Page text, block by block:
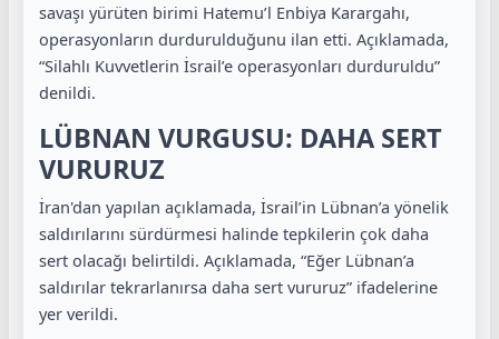
savaşı yürüten birimi Hatemu’l Enbiya Karargahı,
operasyonların durdurulduğunu ilan etti. Açıklamada,
“Silahlı Kuvvetlerin İsrail’e operasyonları durduruldu”
denildi.
LÜBNAN VURGUSU: DAHA SERT
VURURUZ
İran'dan yapılan açıklamada, İsrail’in Lübnan’a yönelik
saldırılarını sürdürmesi halinde tepkilerin çok daha
sert olacağı belirtildi. Açıklamada, “Eğer Lübnan’a
saldırılar tekrarlanırsa daha sert vururuz” ifadelerine
yer verildi.